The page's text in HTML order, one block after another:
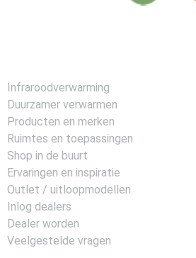
Infraroodverwarming
Duurzamer verwarmen
Producten en merken
Ruimtes en toepassingen
Shop in de buurt
Ervaringen en inspiratie
Outlet / uitloopmodellen
Inlog dealers
Dealer worden
Veelgestelde vragen